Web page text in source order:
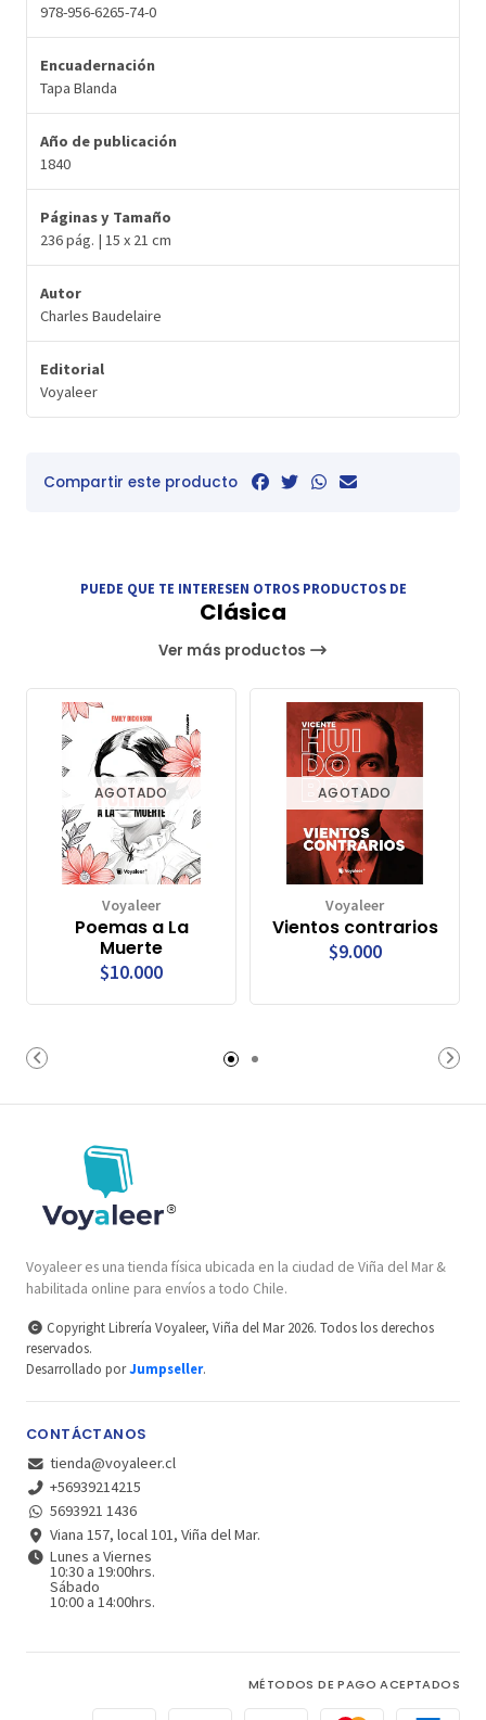
978-956-6265-74-0
Encuadernación
Tapa Blanda
Año de publicación
1840
Páginas y Tamaño
236 pág. | 15 x 21 cm
Autor
Charles Baudelaire
Editorial
Voyaleer
Compartir este producto
PUEDE QUE TE INTERESEN OTROS PRODUCTOS DE
Clásica
Ver más productos
AGOTADO
Voyaleer
Poemas a La
Muerte
$10.000
AGOTADO
Voyaleer
Vientos contrarios
$9.000
Voyaleer es una tienda física ubicada en la ciudad de Viña del Mar &
habilitada online para envíos a todo Chile.
Copyright Librería Voyaleer, Viña del Mar 2026. Todos los derechos
reservados.
Desarrollado porJumpseller.
CONTÁCTANOS
tienda@voyaleer.cl
+56939214215
5693921 1436
Viana 157, local 101, Viña del Mar.
Lunes a Viernes
10:30 a 19:00hrs.
Sábado
10:00 a 14:00hrs.
MÉTODOS DE PAGO ACEPTADOS